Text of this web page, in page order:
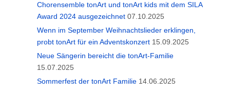
Chorensemble tonArt und tonArt kids mit dem SILA
Award 2024 ausgezeichnet 07.10.2025
Wenn im September Weihnachtslieder erklingen,
probt tonArt für ein Adventskonzert 15.09.2025
Neue Sängerin bereicht die tonArt-Familie
15.07.2025
Sommerfest der tonArt Familie 14.06.2025